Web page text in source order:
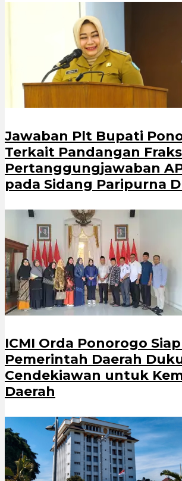
Jawaban Plt Bupati
Terkait Pandangan
Pertanggungjawaban
pada Sidang Paripurna
ICMI Orda Ponorogo
Pemerintah Daerah
Cendekiawan untuk
Daerah